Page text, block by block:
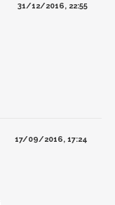
31/12/2016, 22:55
17/09/2016, 17:24